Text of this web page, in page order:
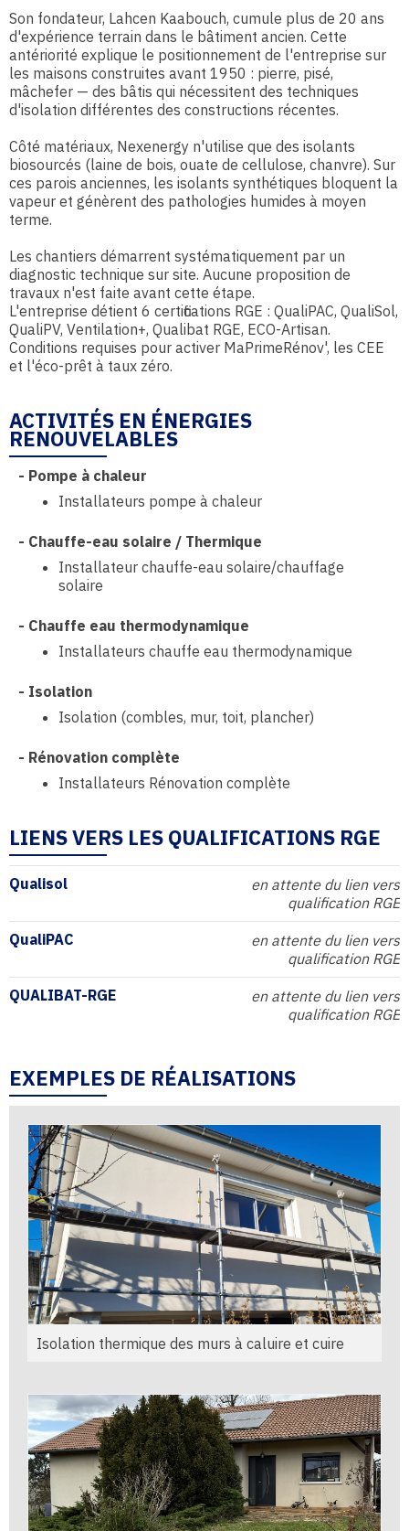
Son fondateur, Lahcen Kaabouch, cumule plus de 20 ans
d'expérience terrain dans le bâtiment ancien. Cette
antériorité explique le positionnement de l'entreprise sur
les maisons construites avant 1950 : pierre, pisé,
mâchefer — des bâtis qui nécessitent des techniques
d'isolation différentes des constructions récentes.
Côté matériaux, Nexenergy n'utilise que des isolants
biosourcés (laine de bois, ouate de cellulose, chanvre). Sur
ces parois anciennes, les isolants synthétiques bloquent la
vapeur et génèrent des pathologies humides à moyen
terme.
Les chantiers démarrent systématiquement par un
diagnostic technique sur site. Aucune proposition de
travaux n'est faite avant cette étape.
L'entreprise détient 6 certifications RGE : QualiPAC, QualiSol,
QualiPV, Ventilation+, Qualibat RGE, ECO-Artisan.
Conditions requises pour activer MaPrimeRénov', les CEE
et l'éco-prêt à taux zéro.
ACTIVITÉS EN ÉNERGIES
RENOUVELABLES
- Pompe à chaleur
Installateurs pompe à chaleur
- Chauffe-eau solaire / Thermique
Installateur chauffe-eau solaire/chauffage
solaire
- Chauffe eau thermodynamique
Installateurs chauffe eau thermodynamique
- Isolation
Isolation (combles, mur, toit, plancher)
- Rénovation complète
Installateurs Rénovation complète
LIENS VERS LES QUALIFICATIONS RGE
Qualisol
en attente du lien vers
qualification RGE
QualiPAC
en attente du lien vers
qualification RGE
QUALIBAT-RGE
en attente du lien vers
qualification RGE
EXEMPLES DE RÉALISATIONS
Isolation thermique des murs à caluire et cuire